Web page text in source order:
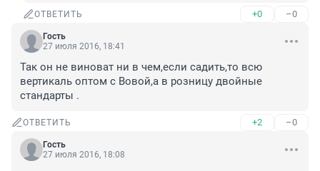
ОТВЕТИТЬ +0 –0
Гость
27 июля 2016, 18:41
Так он не виноват ни в чем,если садить,то всю
вертикаль оптом с Вовой,а в розницу двойные
стандарты .
ОТВЕТИТЬ +2 –0
Гость
27 июля 2016, 18:08